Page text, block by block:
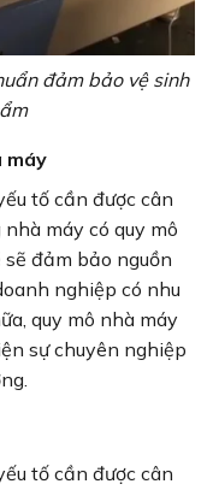
đảm bảo vệ sinh
máy
tố cần được cân
máy có quy mô
đảm bảo nguồn
nghiệp có nhu
quy mô nhà máy
sự chuyên nghiệp
tố cần được cân